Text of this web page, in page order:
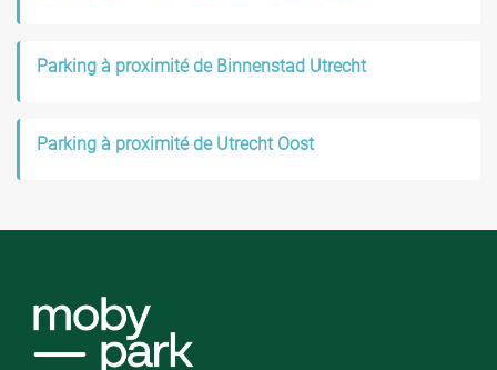
Parking à proximité de Binnenstad Utrecht
Parking à proximité de Utrecht Oost